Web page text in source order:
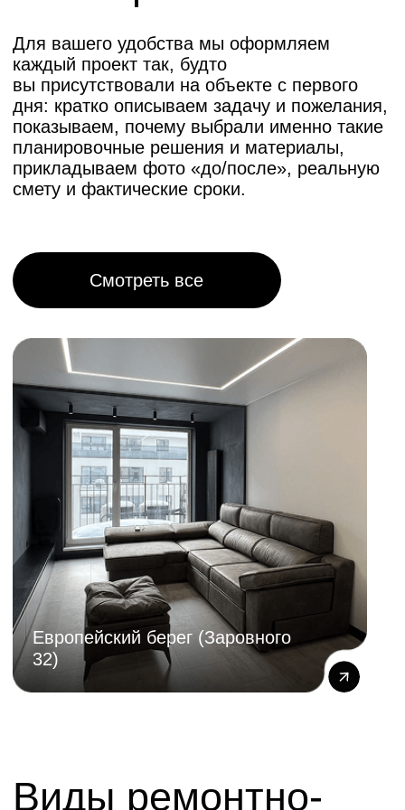
ремонт торгового
центра
Мы предоставляем детализированную
смету после осмотра объекта.
Необходимости проведения работ в ночное
время или в сжатые сроки.
Масштаба инженерных работ (электрика,
вентиляция).
Сложности дизайн-проекта и используемых
материалов.
Состояния арендуемого бокса и объема
подготовительных работ.
Фасадные и витринные: Оформление
входа, монтаж вывесок, световых коробов
и витринных окон.
покрытий (коммерческий линолеум,
керамогранит), отделка стен.
исходя из:
Цены на ремонт